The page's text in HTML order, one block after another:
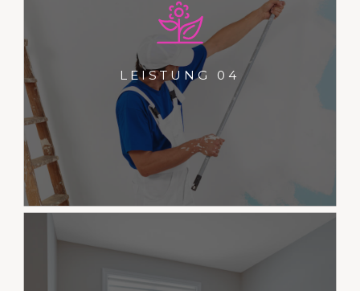
LEISTUNG 04
Dies ist ein Typoblindtext. An ihm
kann man sehen, ob alle
Buchstaben da sind und wie sie
aussehen.